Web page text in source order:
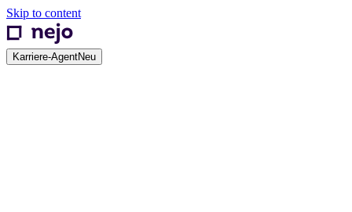
Skip to content
Karriere-AgentNeu